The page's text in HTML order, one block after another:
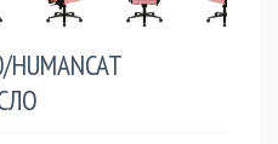
HUMANCAT